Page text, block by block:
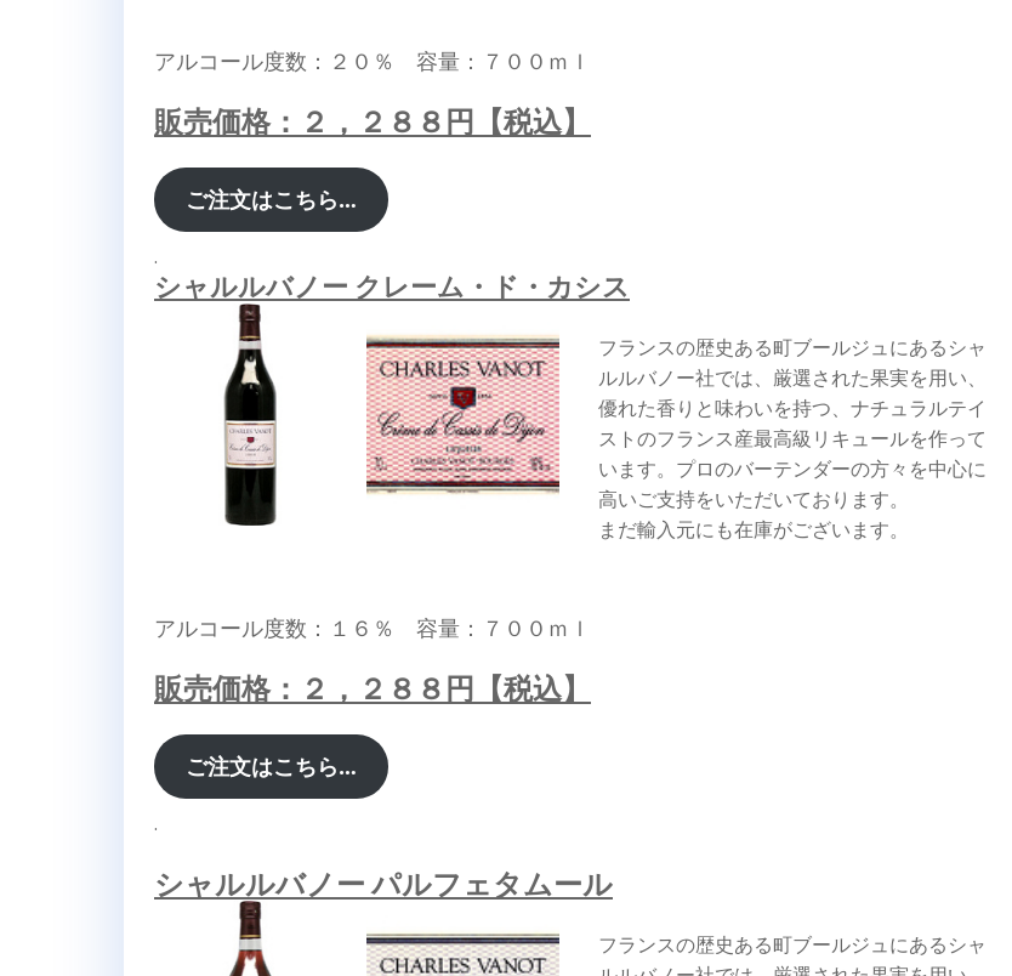
アルコール度数：２０％ 容量：７００ｍｌ
販売価格：２，２８８円【税込】
ご注文はこちら…
.
シャルルバノー クレーム・ド・カシス
フランスの歴史ある町ブールジュにあるシャ
ルルバノー社では、厳選された果実を用い、
優れた香りと味わいを持つ、ナチュラルテイ
ストのフランス産最高級リキュールを作って
います。プロのバーテンダーの方々を中心に
高いご支持をいただいております。
まだ輸入元にも在庫がございます。
アルコール度数：１６％ 容量：７００ｍｌ
販売価格：２，２８８円【税込】
ご注文はこちら…
.
シャルルバノー パルフェタムール
フランスの歴史ある町ブールジュにあるシャ